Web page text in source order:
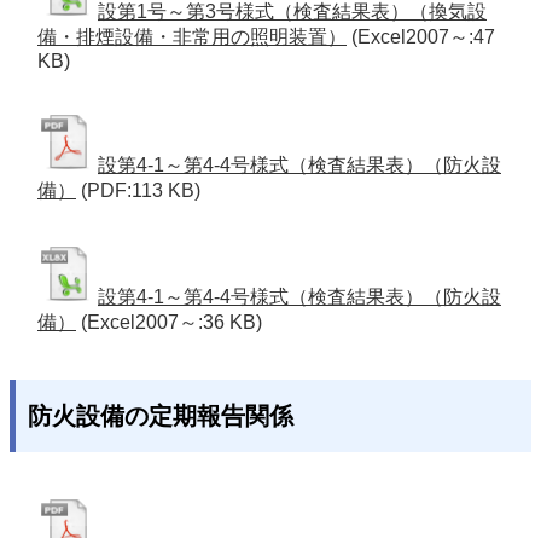
設第1号～第3号様式（検査結果表）（換気設
備・排煙設備・非常用の照明装置）
(Excel2007～:47
KB)
設第4-1～第4-4号様式（検査結果表）（防火設
備）
(PDF:113 KB)
設第4-1～第4-4号様式（検査結果表）（防火設
備）
(Excel2007～:36 KB)
防火設備の定期報告関係